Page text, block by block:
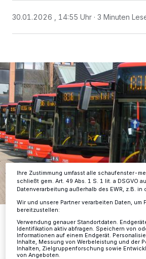
30.01.2026 , 14:55 Uhr 3 Minuten
Foto: Rheinbahn AG
Wir und unsere218-Partner speichern und
personenbezogene Daten wie Browserdaten
Kennungen auf Ihrem Gerät zu. Durch
Tracking-Technologien für die unter „Wir und
verarbeiten Daten, um Ihnen Dienste
Zwecke. Wenn Tracker deaktiviert sind, sind
Anzeigen möglicherweise nicht mehr so
dieses Menü jederzeit wieder aufrufen, um
ändern oder Ihre Einwilligung zu widerrufen,
Einstellungen oder Ablehnen am unteren Rand
Ihre Einstellungen gelten innerhalb unseres
Informationen finden Sie in unserer
Ihre Zustimmung umfasst alle schaufenster-
schließt gem. Art. 49 Abs. 1 S. 1 lit. a DSGVO
Datenverarbeitung außerhalb des EWR, z.B. in
Wir und unsere Partner verarbeiten Daten, um
bereitzustellen:
Verwendung genauer Standortdaten.
Identifikation aktiv abfragen. Speichern von
Informationen auf einem Endgerät.
Inhalte, Messung von Werbeleistung und der
Inhalten, Zielgruppenforschung sowie
von Angeboten.